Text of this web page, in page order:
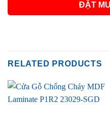
ĐẶT
RELATED PRODUCTS